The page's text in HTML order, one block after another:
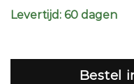
Levertijd: 60 dagen
Bestel